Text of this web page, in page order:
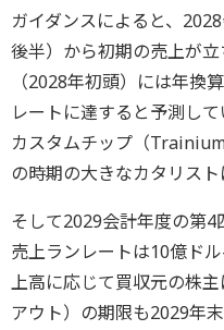
ガイダンスによると、
後半）から初期の売上が
（2028年初頭）には年換
レートに達すると予測し
カスタムチップ（
の時期の大きなカタリスト
そして2029会計年度の第4
売上ランレートは10億ド
上高に応じて買収元の株
アウト）の期限も2029年